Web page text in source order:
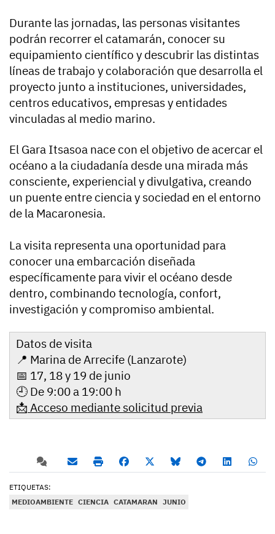
Durante las jornadas, las personas visitantes
podrán recorrer el catamarán, conocer su
equipamiento científico y descubrir las distintas
líneas de trabajo y colaboración que desarrolla el
proyecto junto a instituciones, universidades,
centros educativos, empresas y entidades
vinculadas al medio marino.
El Gara Itsasoa nace con el objetivo de acercar el
océano a la ciudadanía desde una mirada más
consciente, experiencial y divulgativa, creando
un puente entre ciencia y sociedad en el entorno
de la Macaronesia.
La visita representa una oportunidad para
conocer una embarcación diseñada
específicamente para vivir el océano desde
dentro, combinando tecnología, confort,
investigación y compromiso ambiental.
Datos de visita
📍 Marina de Arrecife (Lanzarote)
📅 17, 18 y 19 de junio
🕘 De 9:00 a 19:00 h
📩 Acceso mediante solicitud previa
ETIQUETAS:
MEDIOAMBIENTE CIENCIA CATAMARAN JUNIO